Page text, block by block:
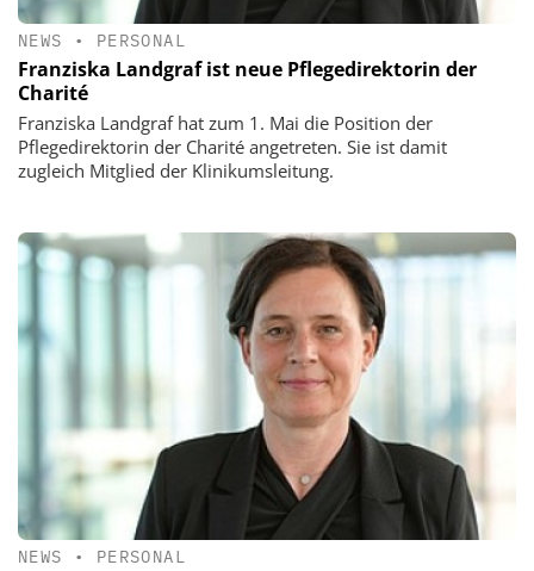
NEWS • PERSONAL
Franziska Landgraf ist neue Pflegedirektorin der
Charité
Franziska Landgraf hat zum 1. Mai die Position der
Pflegedirektorin der Charité angetreten. Sie ist damit
zugleich Mitglied der Klinikumsleitung.
NEWS • PERSONAL